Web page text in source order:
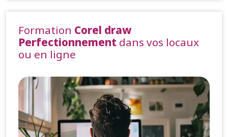
Formation Corel draw
Perfectionnement dans vos locaux
ou en ligne